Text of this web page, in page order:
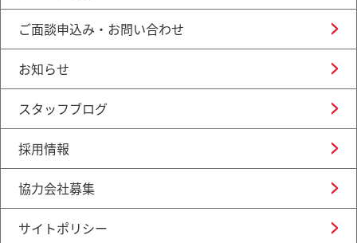
ご面談申込み・お問い合わせ
お知らせ
スタッフブログ
採用情報
協力会社募集
サイトポリシー